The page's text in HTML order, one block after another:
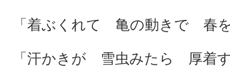
「着ぶくれて 亀の動きで 春
「汗かきが 雪虫みたら 厚着